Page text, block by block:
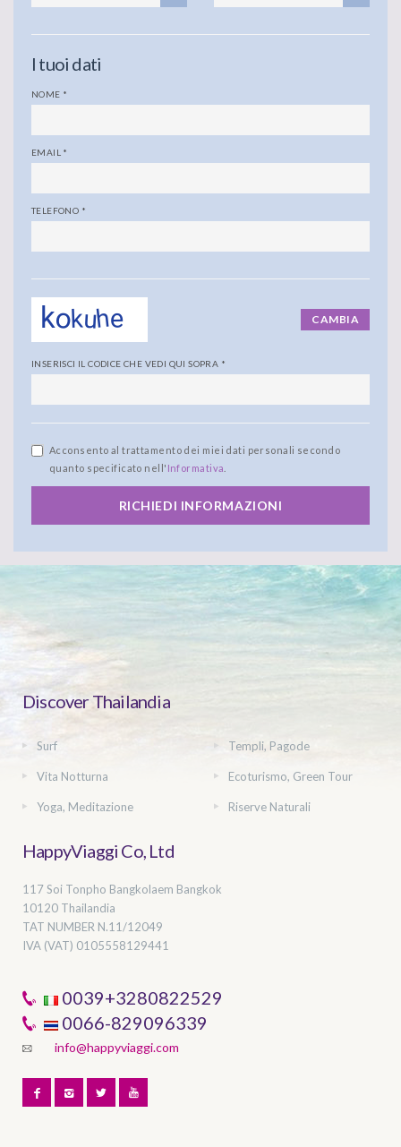
I tuoi dati
NOME *
EMAIL *
TELEFONO *
CAMBIA
INSERISCI IL CODICE CHE VEDI QUI SOPRA *
Acconsento al trattamento dei miei dati personali secondo
quanto specificato nell' Informativa
RICHIEDI INFORMAZIONI
Discover Thailandia
Surf Templi, Pagode
Vita Notturna Ecoturismo, Green Tour
Yoga, Meditazione Riserve Naturali
HappyViaggi Co, Ltd
117 Soi Tonpho Bangkolaem Bangkok
10120 Thailandia
TAT NUMBER N.11/12049
IVA (VAT) 0105558129441
0039+3280822529
0066-829096339
info@happyviaggi.com